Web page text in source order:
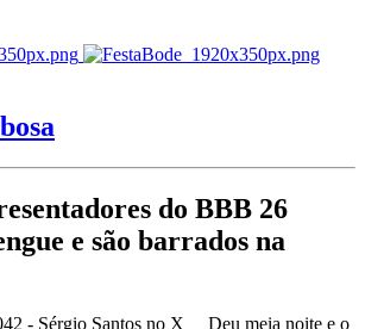
do BBB 26
e são barrados na